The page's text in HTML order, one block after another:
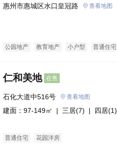
惠州市惠城区水口皇冠路 查看地图
公园地产 教育地产 小户型 普通住宅
仁和美地 在售
石化大道中516号 查看地图
建面：97-149㎡ | 三居(7) | 四居(1)
普通住宅 花园洋房